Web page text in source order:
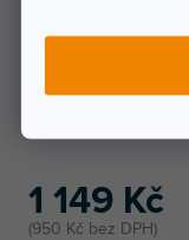
1 149 Kč
950 Kč bez DPH